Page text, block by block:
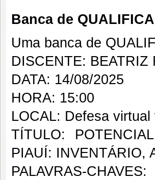
Banca de
Uma banca de
DISCENTE: BEATRIZ
DATA: 14/08/2025
HORA: 15:00
LOCAL: Defesa
TÍTULO:
PIAUÍ: INVENTÁRIO,
PALAVRAS-